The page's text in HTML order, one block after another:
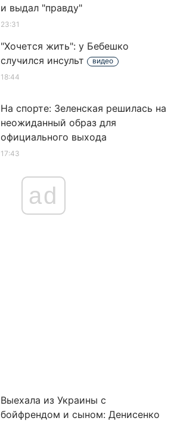
и выдал "правду"
23:31
"Хочется жить": у Бебешко
случился инсульт
видео
18:44
На спорте: Зеленская решилась на
неожиданный образ для
официального выхода
17:43
ad
Выехала из Украины с
бойфрендом и сыном: Денисенко